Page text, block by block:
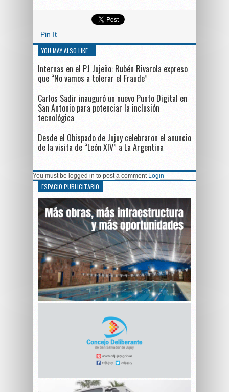
Pin It
YOU MAY ALSO LIKE...
Internas en el PJ Jujeño: Rubén Rivarola expreso
que “No vamos a tolerar el Fraude”
Carlos Sadir inauguró un nuevo Punto Digital en
San Antonio para potenciar la inclusión
tecnológica
Desde el Obispado de Jujuy celebraron el anuncio
de la visita de “León XIV” a La Argentina
You must be logged in to post a comment Login
ESPACIO PUBLICITARIO